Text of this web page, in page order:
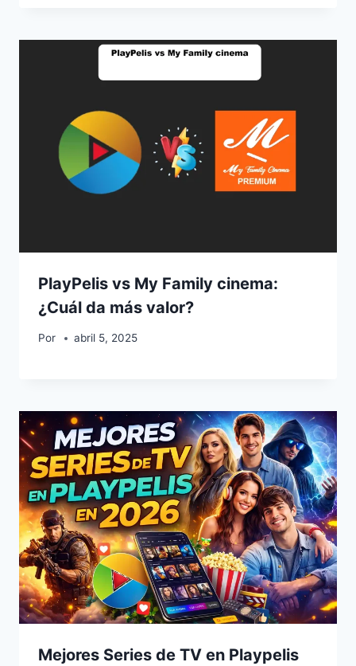
PlayPelis vs My Family cinema:
¿Cuál da más valor?
Por abril 5, 2025
Mejores Series de TV en Playpelis